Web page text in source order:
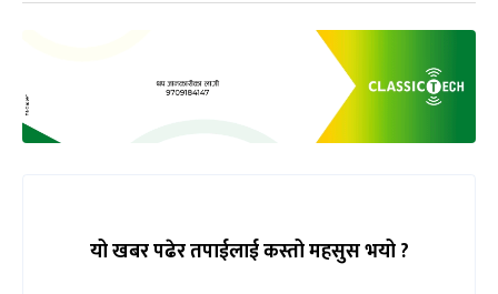
यो खबर पढेर तपाईलाई कस्तो महसुस भयो ?